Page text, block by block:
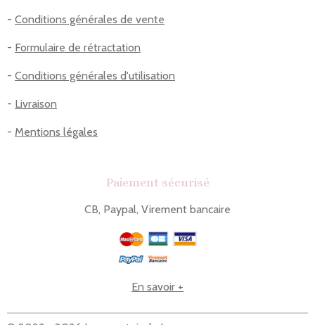
- Conditions générales de vente
- Formulaire de rétractation
- Conditions générales d'utilisation
- Livraison
- Mentions légales
Paiement sécurisé
CB, Paypal, Virement bancaire
En savoir +